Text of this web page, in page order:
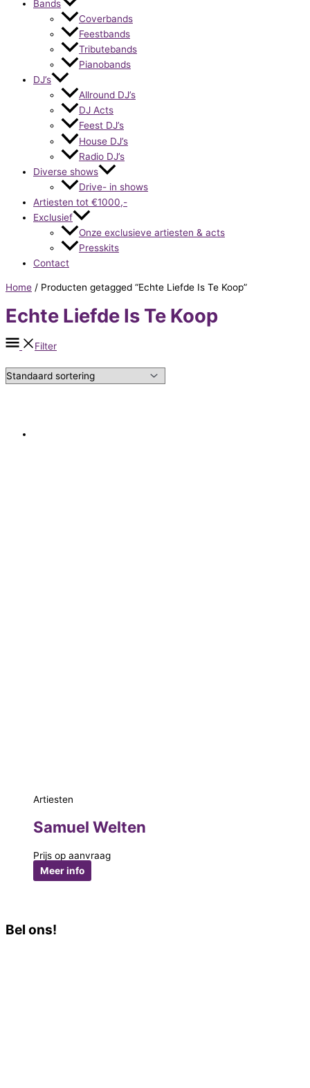
Bands
Coverbands
Feestbands
Tributebands
Pianobands
DJ’s
Allround DJ’s
DJ Acts
Feest DJ’s
House DJ’s
Radio DJ’s
Diverse shows
Drive- in shows
Artiesten tot €1000,-
Exclusief
Onze exclusieve artiesten & acts
Presskits
Contact
Home / Producten getagged “Echte Liefde Is Te Koop”
Echte Liefde Is Te Koop
Filter
Artiesten
Samuel Welten
Prijs op aanvraag
Meer info
Bel ons!